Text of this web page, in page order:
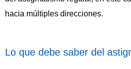
hacia múltiples direcciones.
Lo que debe saber del